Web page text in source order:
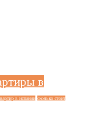
в
в испании сколько стоит